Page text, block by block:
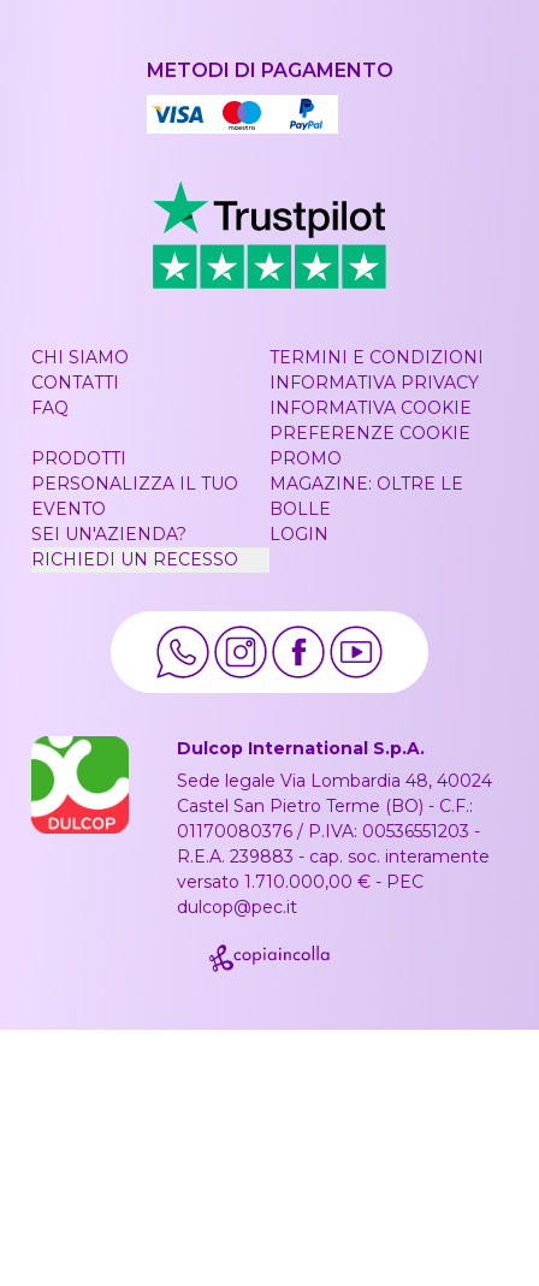
METODI DI PAGAMENTO
CHI SIAMO
CONTATTI
FAQ
TERMINI E CONDIZIONI
INFORMATIVA PRIVACY
INFORMATIVA COOKIE
PREFERENZE COOKIE
PRODOTTI
PERSONALIZZA IL TUO
EVENTO
SEI UN'AZIENDA?
RICHIEDI UN RECESSO
PROMO
MAGAZINE: OLTRE LE
BOLLE
LOGIN
Dulcop International S.p.A.
Sede legale Via Lombardia 48, 40024
Castel San Pietro Terme (BO) - C.F.:
01170080376 / P.IVA: 00536551203 -
R.E.A. 239883 - cap. soc. interamente
versato 1.710.000,00 € - PEC
dulcop@pec.it